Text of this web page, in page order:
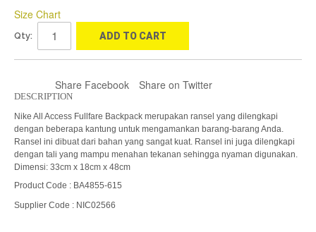
Size Chart
Qty: ADD TO CART
Share Facebook Share on Twitter
DESCRIPTION
Nike All Access Fullfare Backpack merupakan ransel yang dilengkapi
dengan beberapa kantung untuk mengamankan barang-barang Anda.
Ransel ini dibuat dari bahan yang sangat kuat. Ransel ini juga dilengkapi
dengan tali yang mampu menahan tekanan sehingga nyaman digunakan.
Dimensi: 33cm x 18cm x 48cm
Product Code : BA4855-615
Supplier Code : NIC02566